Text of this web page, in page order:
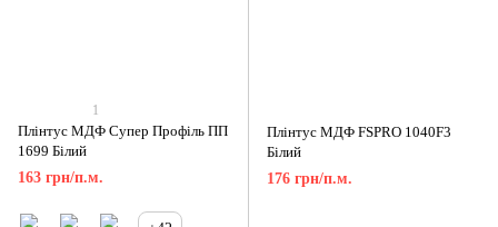
1
Плінтус МДФ Супер Профіль ПП
1699 Білий
163 грн/п.м.
Плінтус МДФ FSPRO 1040F3
Білий
176 грн/п.м.